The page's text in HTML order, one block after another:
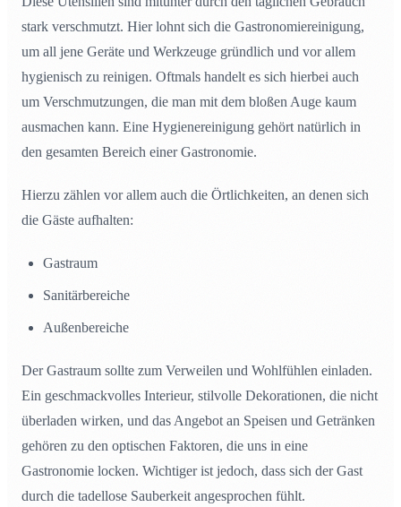
stark verschmutzt. Hier lohnt sich die Gastronomiereinigung,
um all jene Geräte und Werkzeuge gründlich und vor allem
hygienisch zu reinigen. Oftmals handelt es sich hierbei auch
um Verschmutzungen, die man mit dem bloßen Auge kaum
ausmachen kann. Eine Hygienereinigung gehört natürlich in
den gesamten Bereich einer Gastronomie.
Hierzu zählen vor allem auch die Örtlichkeiten, an denen sich
die Gäste aufhalten:
Gastraum
Sanitärbereiche
Außenbereiche
Der Gastraum sollte zum Verweilen und Wohlfühlen einladen.
Ein geschmackvolles Interieur, stilvolle Dekorationen, die nicht
überladen wirken, und das Angebot an Speisen und Getränken
gehören zu den optischen Faktoren, die uns in eine
Gastronomie locken. Wichtiger ist jedoch, dass sich der Gast
durch die tadellose Sauberkeit angesprochen fühlt.